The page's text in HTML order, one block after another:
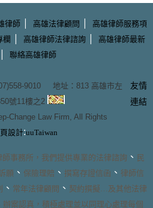
律師| 高雄法律顧問 |
高雄律師服務項
欄 | 高雄律師法律諮詢 |
高雄律師最新
| 聯絡高雄律師
9010 地址： 813 高雄市左
號11樓之2
Change Law Firm, All Rights
設計:uuTaiwan
友情
連結
師事務所 ，我們提供專業的法律諮詢 、 民
願 、 保險理賠 、 撰寫存證信函 、 律師信
、 常年法律顧問 、 契約撰擬 …及其他法律
辦案認真，積極處理並以同理心處理每個